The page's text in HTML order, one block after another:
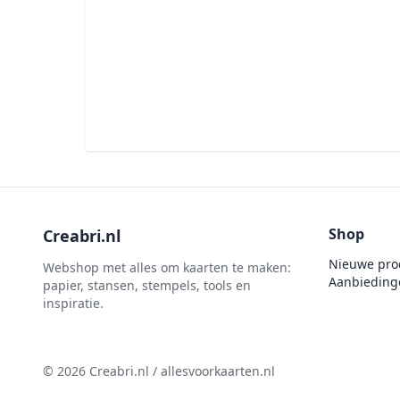
Hobbyzine
JeJe
Lapland knipvel
Specialties
Tijdschrift
Tools
Creabri.nl
Webshop met alles om kaarten te maken:
papier, stansen, stempels, tools en
inspiratie.
Shop
Nieuwe
© 2026 Creabri.nl / allesvoorkaarten.nl